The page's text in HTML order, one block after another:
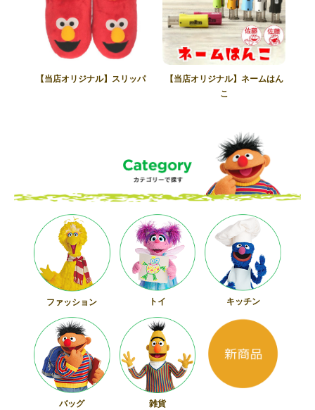
【当店オリジナル】スリッパ
【当店オリジナル】ネームはん
こ
ファッション トイ キッチン
バッグ 雑貨